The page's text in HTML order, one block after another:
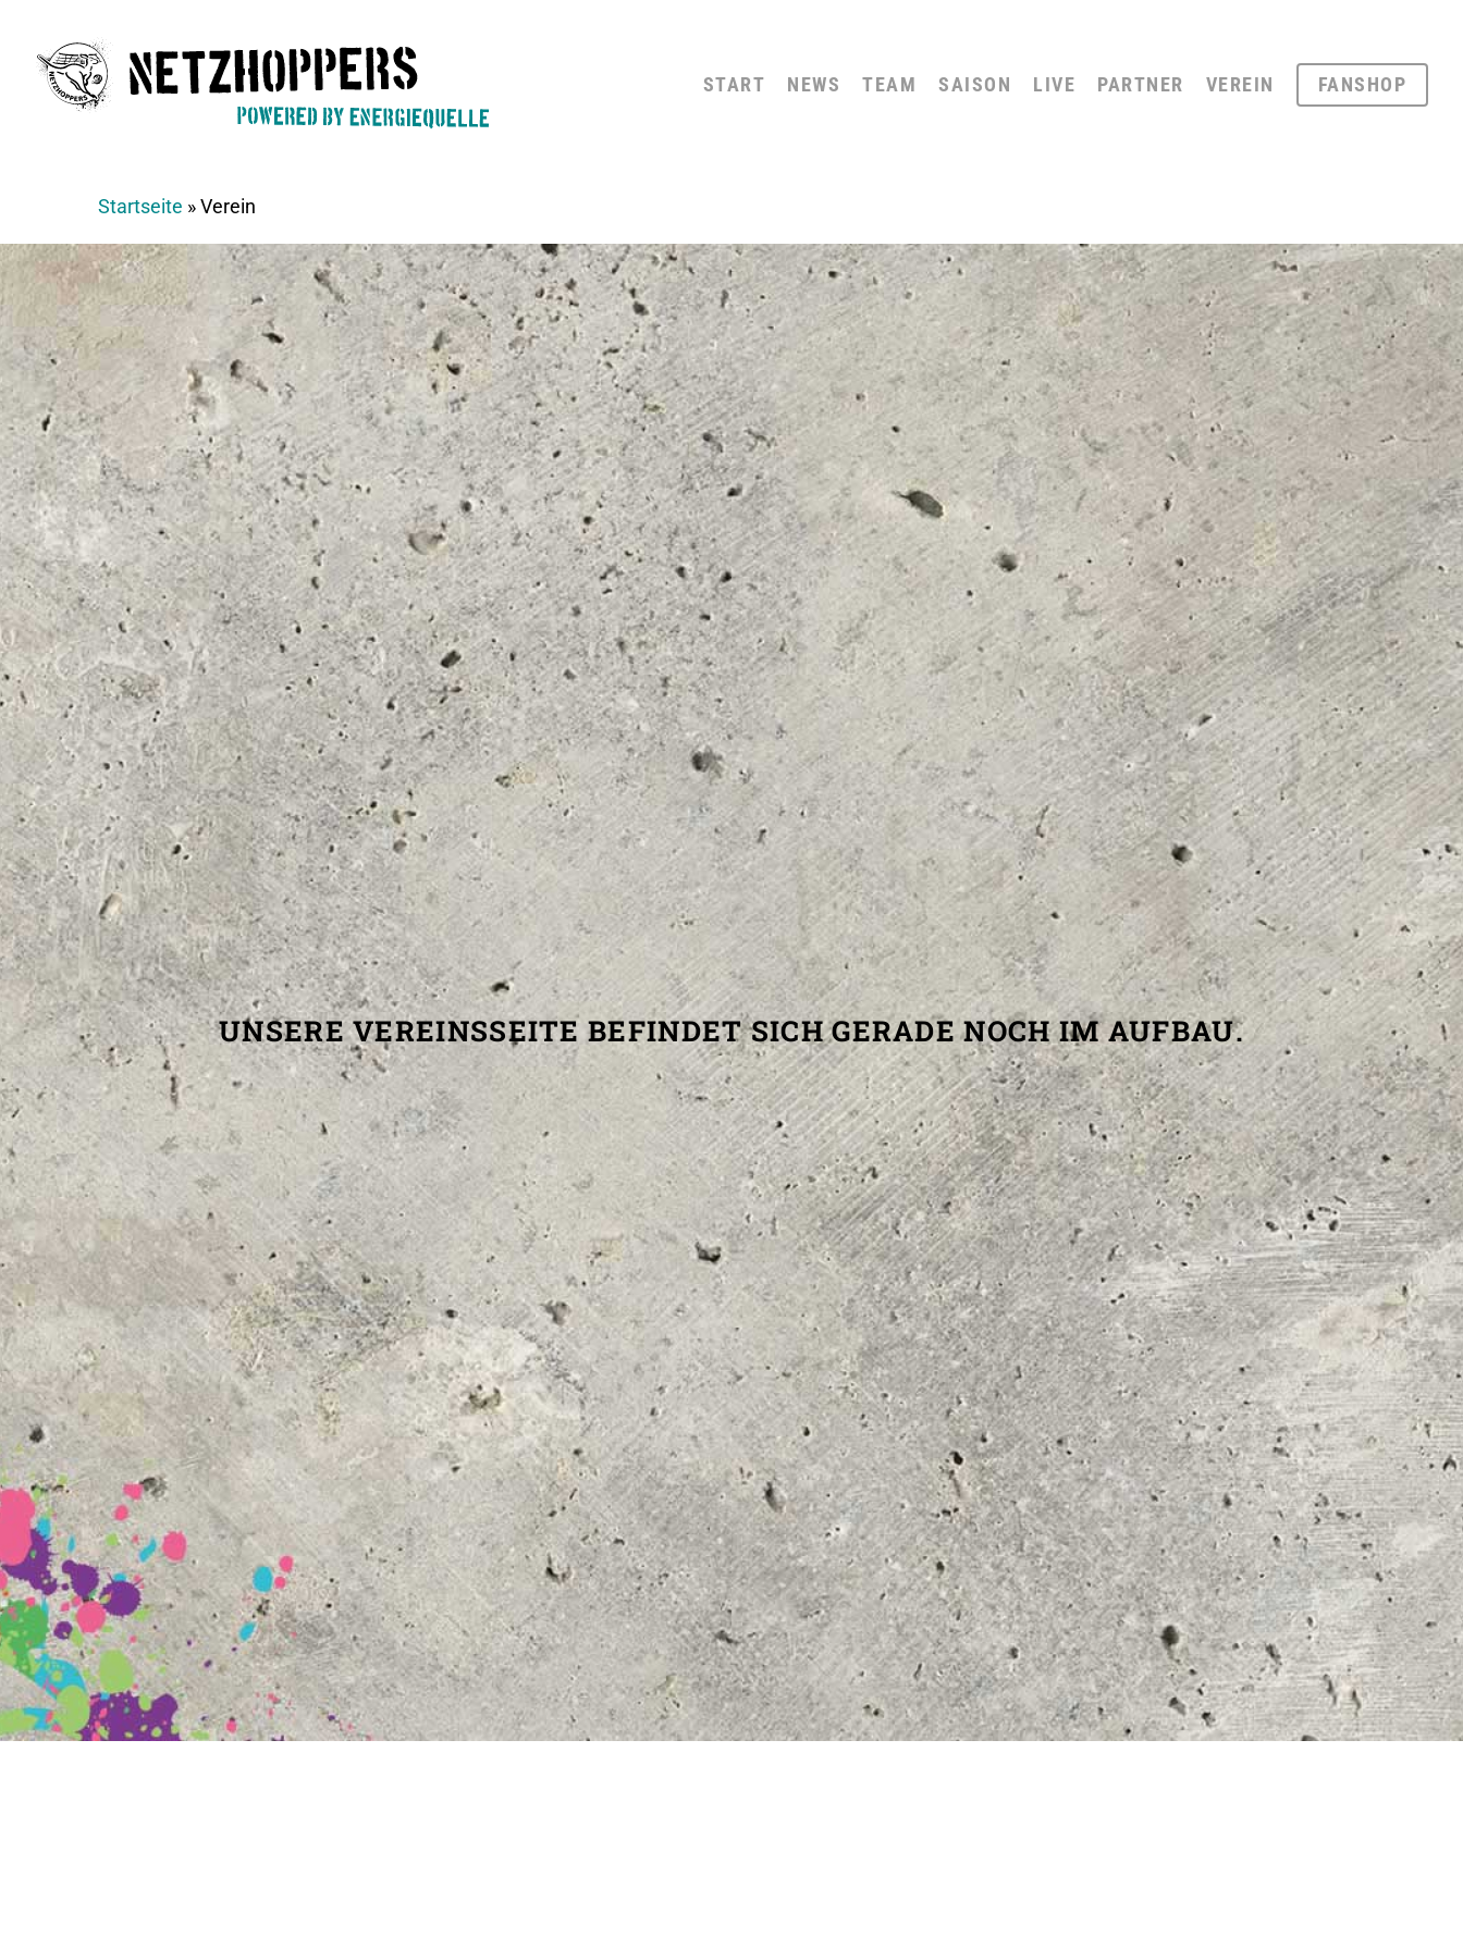
main
content
START NEWS TEAM SAISON LIVE PARTNER VEREIN FANSHOP
Startseite »Verein
UNSERE VEREINSSEITE BEFINDET SICH GERADE NOCH IM AUFBAU.
KONTAKT (BUNDESLIGA)
Top Volleys KW GmbH
Erich-Weinert-Strasse 9
15711 Königs Wusterhausen
1.bundesliga@netzhoppers.org
KONTAKT (VEREIN)
NETZHOPPERS KW e.V.
Kronenhof 8
15711 Königs Wusterhausen
geschaeftsstelle@netzhoppers.org
FOLGT UNS
BUNDESLIGA
WEITERE SEITEN
Kontakt
Impressum
Datenschutzerklärung
© 2026 Netzhoppers.